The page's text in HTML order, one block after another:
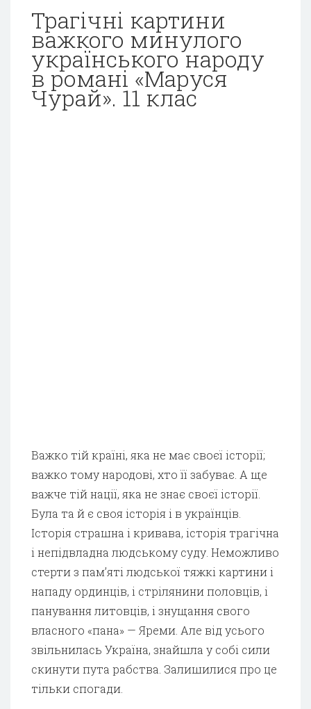
Трагічні картини
важкого минулого
українського народу
в романі «Маруся
Чурай». 11 клас
Важко тій країні, яка не має своєї історії;
важко тому народові, хто її забуває. А ще
важче тій нації, яка не знає своєї історії.
Була та й є своя історія і в українців.
Історія страшна і кривава, історія трагічна
і непідвладна людському суду. Неможливо
стерти з пам’яті людської тяжкі картини і
нападу ординців, і стрілянини половців, і
панування литовців, і знущання свого
власного «пана» — Яреми. Але від усього
звільнилась Україна, знайшла у собі сили
скинути пута рабства. Залишилися про це
тільки спогади.